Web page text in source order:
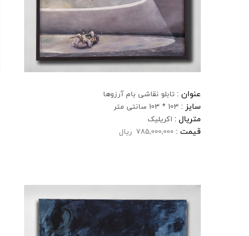
عنوان : تابلو نقاشی بام آرزوها
سایز : 103 * 103 سانتی متر
متریال : اکریلیک
قیمت : 785,000,000 ریال